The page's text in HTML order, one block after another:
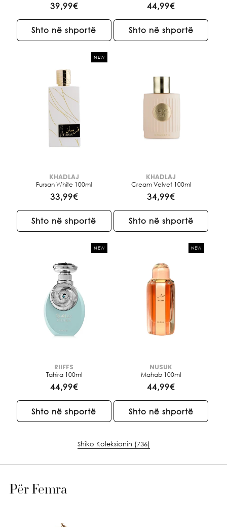
Çmimi
i
rregullt
39,99€
Shto në shportë
Çmimi
i
rregullt
44,99€
Shto në shportë
NEW
Brendi:
KHADLAJ
Fursan White 100ml
Çmimi
i
rregullt
33,99€
Shto në shportë
Brendi:
KHADLAJ
Cream Velvet 100ml
Çmimi
i
rregullt
34,99€
Shto në shportë
NEW
Brendi:
RIIFFS
Tahira 100ml
Çmimi
i
rregullt
44,99€
Shto në shportë
NEW
Brendi:
NUSUK
Mahab 100ml
Çmimi
i
rregullt
44,99€
Shto në shportë
Shiko Koleksionin (736)
Për Femra